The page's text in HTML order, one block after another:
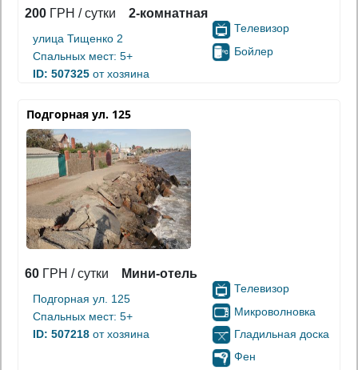
200 ГРН / сутки 2-комнатная
улица Тищенко 2
Спальных мест: 5+
ID: 507325 от хозяина
Телевизор
Бойлер
Подгорная ул. 125
60 ГРН / сутки Мини-отель
Подгорная ул. 125
Спальных мест: 5+
ID: 507218 от хозяина
Телевизор
Микроволновка
Гладильная доска
Фен